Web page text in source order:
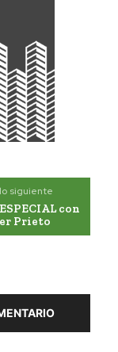
siguiente
con
Prieto